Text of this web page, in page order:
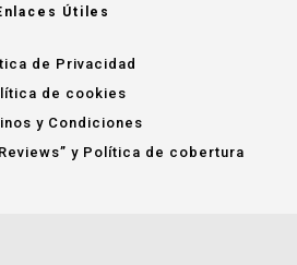
Útiles
de Privacidad
de cookies
y Condiciones
y Política de cobertura